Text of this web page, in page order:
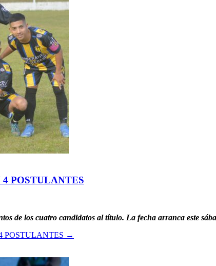
POSTULANTES
de los cuatro candidatos al título. La fecha arranca este
POSTULANTES →